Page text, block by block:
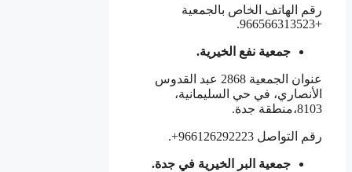
رقم الهاتف الخاص بالجمعية
+966566313523.
جمعية نفع الخيرية.
عنوان الجمعية 2868 عبد القدوس
الأنصاري، في حي السليمانية،
8103،منطقة جدة.
رقم التواصل 966126292223+.
جمعية البر الخيرية في جدة.